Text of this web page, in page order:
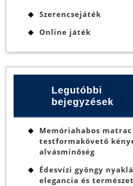
Szerencsejáték
Online játék
Legutóbbi
bejegyzések
Memóriahabos matrac
testformakövető
alvásminőség
Édesvízi gyöngy
elegancia és